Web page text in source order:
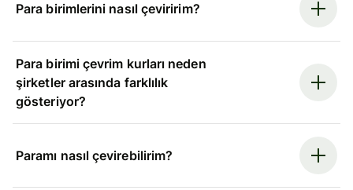
Para birimlerini nasıl çeviririm?
Para birimi çevrim kurları neden
şirketler arasında farklılık
gösteriyor?
Paramı nasıl çevirebilirim?